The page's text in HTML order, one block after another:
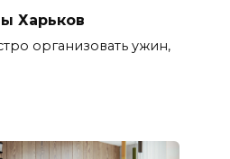
Харьков
организовать ужин,